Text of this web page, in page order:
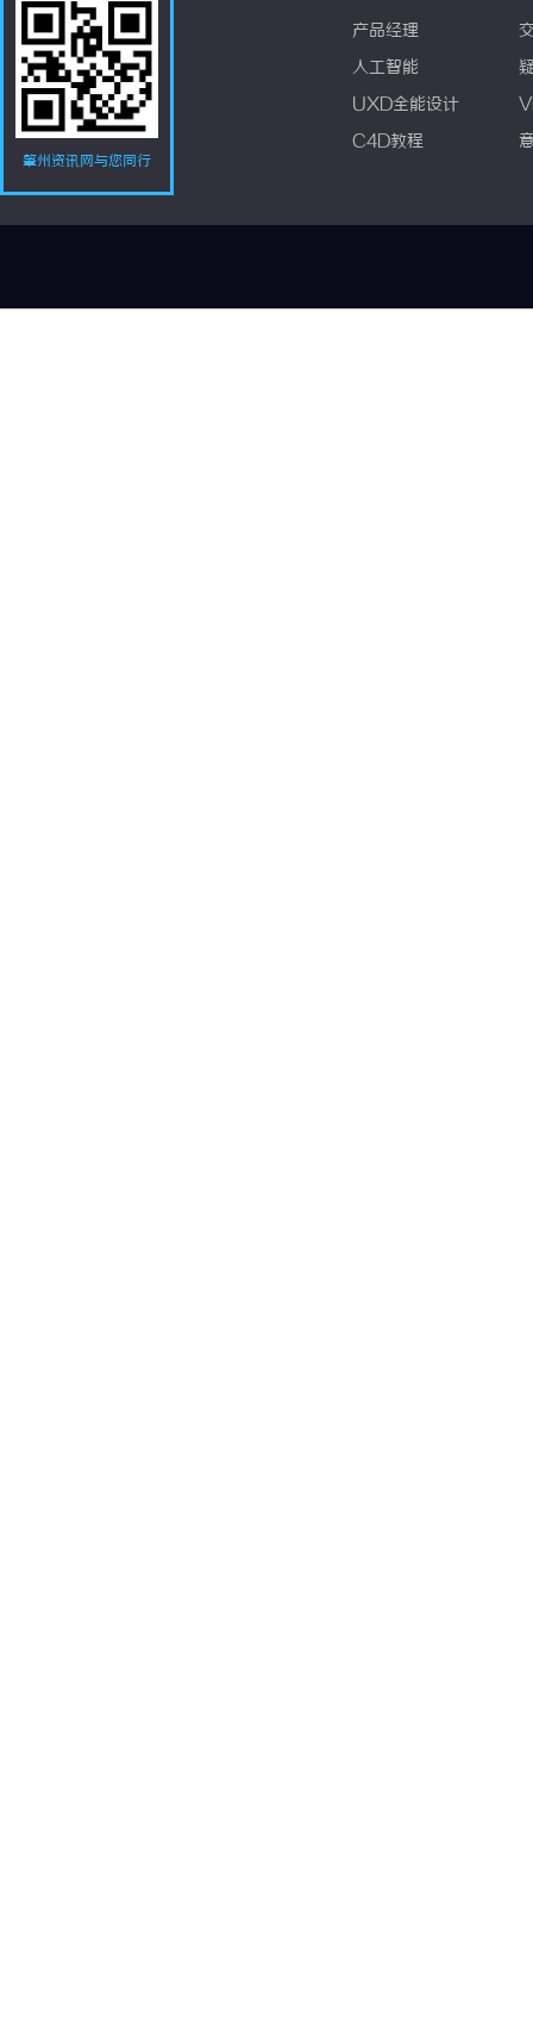
肇州资讯网与您同行
产品经理
人工智能
UXD全能设计
C4D教程